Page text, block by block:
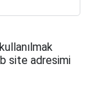
site adresimi